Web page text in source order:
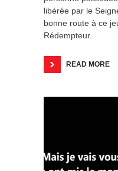
libérée par le
bonne route à ce
Rédempteur.
READ MORE